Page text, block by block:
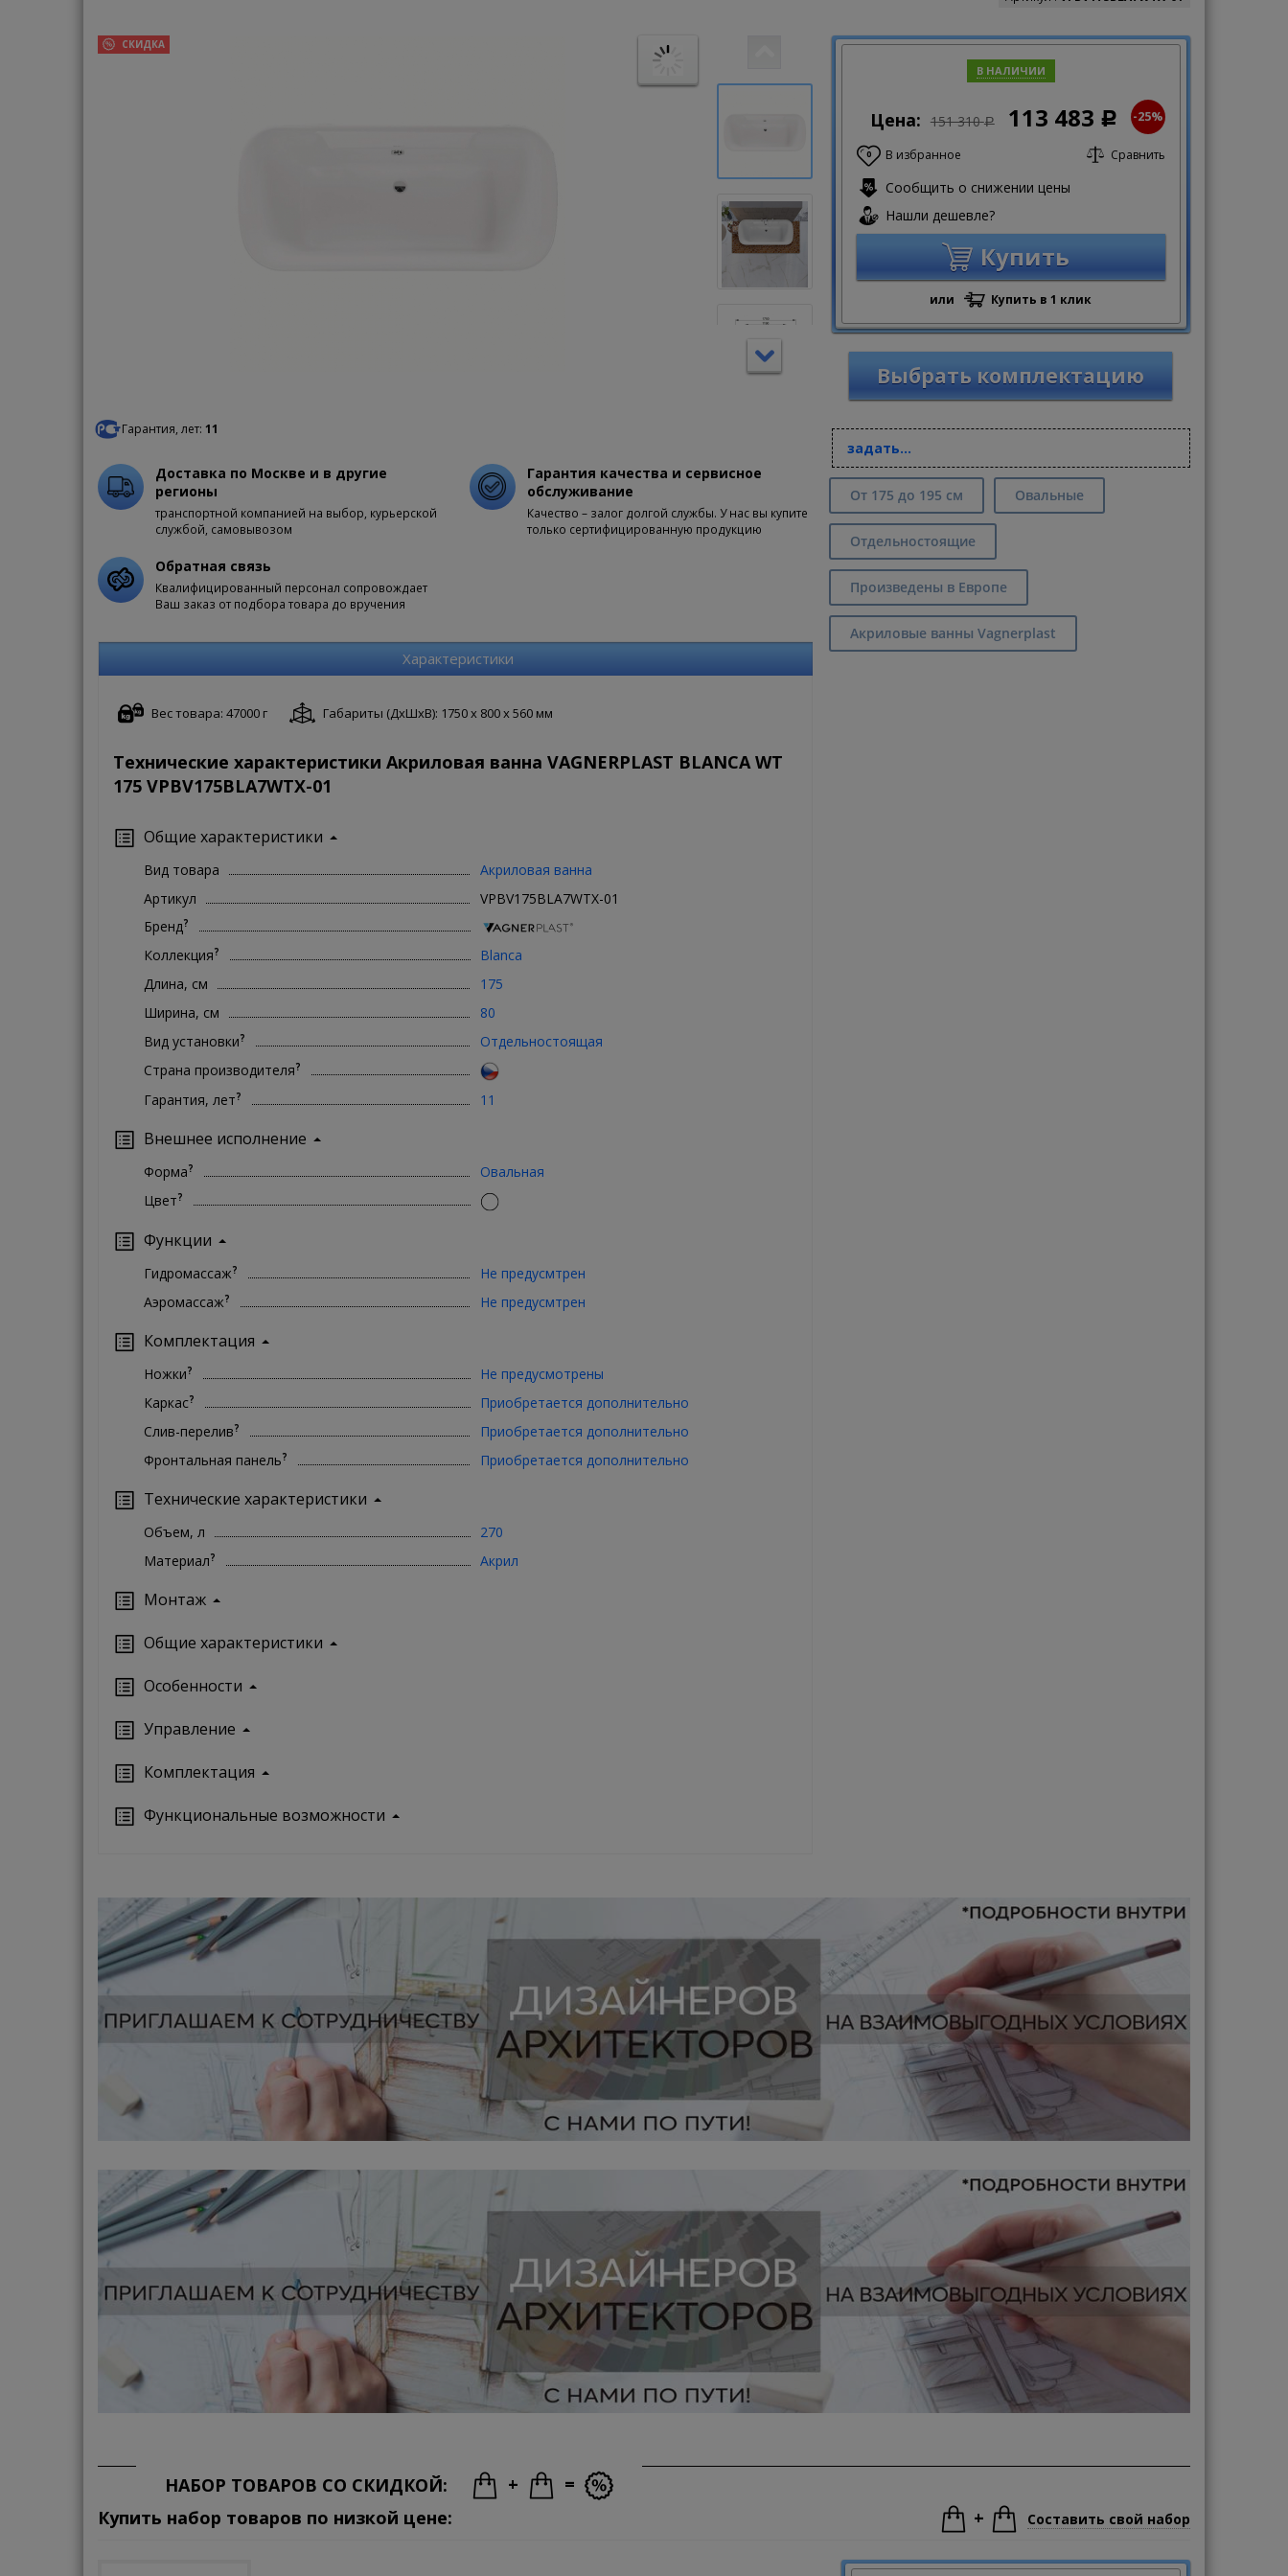
СКИДКА
Гарантия, лет: 11
В НАЛИЧИИ
Цена: 151 310 Р 113 483 Р -25%
0 В избранное Сравнить
Сообщить о снижении цены
Нашли дешевле?
Купить
или Купить в 1 клик
Выбрать комплектацию
задать...
От 175 до 195 см Овальные
Отдельностоящие
Произведены в Европе
Акриловые ванны Vagnerplast
Доставка по Москве и в другие
регионы
транспортной компанией на выбор, курьерской
службой, самовывозом
Гарантия качества и сервисное
обслуживание
Качество – залог долгой службы. У нас вы купите
только сертифицированную продукцию
Обратная связь
Квалифицированный персонал сопровождает
Ваш заказ от подбора товара до вручения
Характеристики
Вес товара: 47000 г Габариты (ДxШxВ): 1750 x 800 x 560 мм
Технические характеристики Акриловая ванна VAGNERPLAST BLANCA WT
175 VPBV175BLA7WTX-01
Общие характеристики
Вид товара
Акриловая ванна
Артикул
VPBV175BLA7WTX-01
Бренд?
Коллекция?
Blanca
Длина, см
175
Ширина, см
80
Вид установки?
Отдельностоящая
Страна производителя?
Гарантия, лет? 11
Внешнее исполнение
Форма?
Овальная
Цвет?
Функции
Гидромассаж?
Не предусмтрен
Аэромассаж? Не предусмтрен
Комплектация
Ножки?
Не предусмотрены
Каркас?
Приобретается дополнительно
Слив-перелив?
Приобретается дополнительно
Фронтальная панель? Приобретается дополнительно
Технические характеристики
Объем, л
270
Материал? Акрил
Монтаж
Oбщие характеристики
Особенности
Управление
Кoмплектация
Функциональные возможности
НАБОР ТОВАРОВ СО СКИДКОЙ: +
=
Купить набор товаров по низкой цене:
+ Составить свой набор